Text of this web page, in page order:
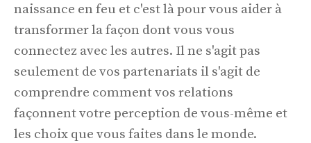
naissance en feu et c'est là pour vous aider à
transformer la façon dont vous vous
connectez avec les autres. Il ne s'agit pas
seulement de vos partenariats il s'agit de
comprendre comment vos relations
façonnent votre perception de vous-même et
les choix que vous faites dans le monde.